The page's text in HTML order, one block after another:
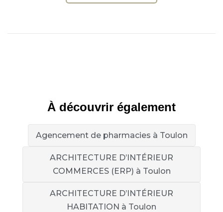
À découvrir également
Agencement de pharmacies à Toulon
ARCHITECTURE D’INTÉRIEUR
COMMERCES (ERP) à Toulon
ARCHITECTURE D’INTÉRIEUR
HABITATION à Toulon